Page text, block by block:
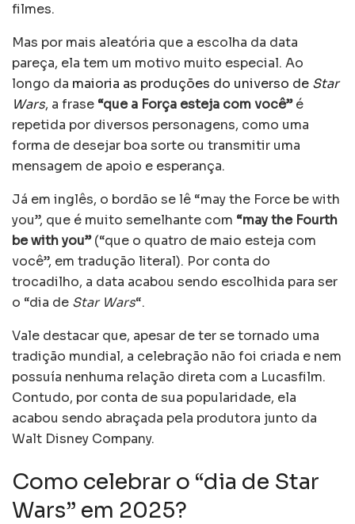
filmes.
Mas por mais aleatória que a escolha da data
pareça, ela tem um motivo muito especial. Ao
longo da maioria as produções do universo de Star
Wars, a frase “que a Força esteja com você”é
repetida por diversos personagens, como uma
forma de desejar boa sorte ou transmitir uma
mensagem de apoio e esperança.
Já em inglês, o bordão se lê “may the Force be with
you”, que é muito semelhante com “may the Fourth
be with you”(“que o quatro de maio esteja com
você”, em tradução literal). Por conta do
trocadilho, a data acabou sendo escolhida para ser
o “dia de Star Wars“.
Vale destacar que, apesar de ter se tornado uma
tradição mundial, a celebração não foi criada e nem
possuía nenhuma relação direta com a Lucasfilm.
Contudo, por conta de sua popularidade, ela
acabou sendo abraçada pela produtora junto da
Walt Disney Company.
Como celebrar o “dia de Star
Wars” em 2025?